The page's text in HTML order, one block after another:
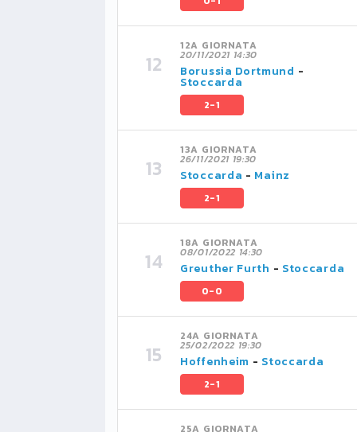
12A GIORNATA
20/11/2021 14:30
Borussia Dortmund -
Stoccarda
2-1
13A GIORNATA
26/11/2021 19:30
Stoccarda - Mainz
2-1
18A GIORNATA
08/01/2022 14:30
Greuther Furth - Stoccarda
0-0
24A GIORNATA
25/02/2022 19:30
Hoffenheim - Stoccarda
2-1
25A GIORNATA